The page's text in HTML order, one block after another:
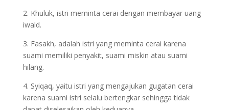
2. Khuluk, istri meminta cerai dengan membayar uang
iwald.
3. Fasakh, adalah istri yang meminta cerai karena
suami memiliki penyakit, suami miskin atau suami
hilang.
4. Syiqaq, yaitu istri yang mengajukan gugatan cerai
karena suami istri selalu bertengkar sehingga tidak